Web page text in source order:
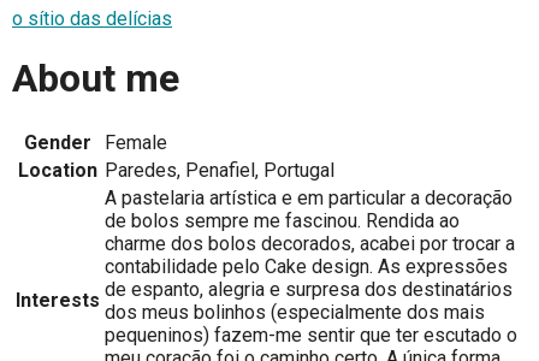
o sítio das delícias
About me
Gender
Female
Location Paredes, Penafiel, Portugal
Interests
A pastelaria artística e em particular a decoração
de bolos sempre me fascinou. Rendida ao
charme dos bolos decorados, acabei por trocar a
contabilidade pelo Cake design. As expressões
de espanto, alegria e surpresa dos destinatários
dos meus bolinhos (especialmente dos mais
pequeninos) fazem-me sentir que ter escutado o